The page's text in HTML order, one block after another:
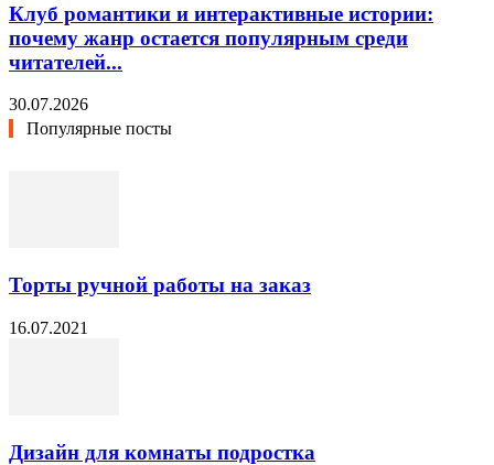
Клуб романтики и интерактивные истории:
почему жанр остается популярным среди
читателей...
30.07.2026
Популярные посты
Торты ручной работы на заказ
16.07.2021
Дизайн для комнаты подростка